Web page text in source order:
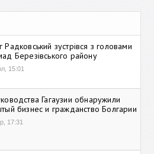
Радковський зустрівся з головами
Березівського району
15:01
Гагаузии обнаружили
бизнес и гражданство Болгарии
17:31